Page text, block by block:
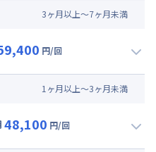
) (税抜)
3ヶ月以上～7ヶ月未満
円/回
) (税抜)
1 ヶ月以上～3ヶ月未満
48,100 円/回